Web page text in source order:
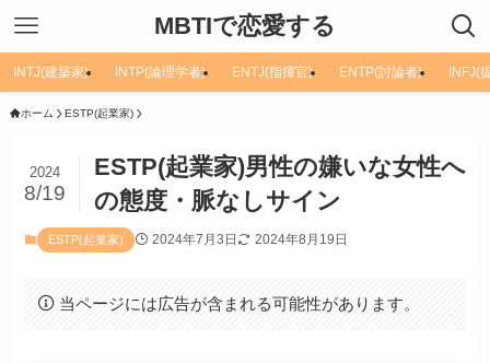
MBTIで恋愛する
INTJ(建築家) INTP(論理学者) ENTJ(指揮官) ENTP(討論者) INFJ(
ホーム ESTP(起業家)
ESTP(起業家)男性の嫌いな女性へ
の態度・脈なしサイン
2024
8/19
ESTP(起業家) 2024年7月3日 2024年8月19日
当ページには広告が含まれる可能性があります。